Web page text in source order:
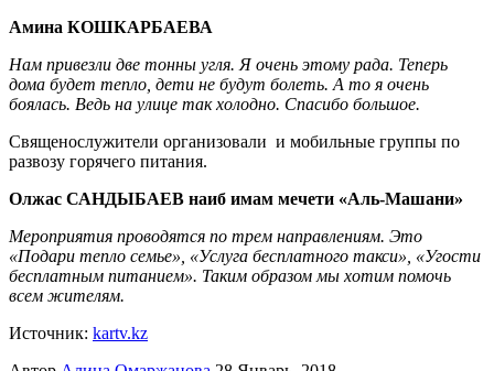
Амина КОШКАРБАЕВА
Нам привезли две тонны угля. Я очень этому рада. Теперь
дома будет тепло, дети не будут болеть. А то я очень
боялась. Ведь на улице так холодно. Спасибо большое.
Священослужители организовали и мобильные группы по
развозу горячего питания.
Олжас САНДЫБАЕВ наиб имам мечети «Аль-Машани»
Мероприятия проводятся по трем направлениям. Это
«Подари тепло семье», «Услуга бесплатного такси», «Угости
бесплатным питанием». Таким образом мы хотим помочь
всем жителям.
Источник: kartv.kz